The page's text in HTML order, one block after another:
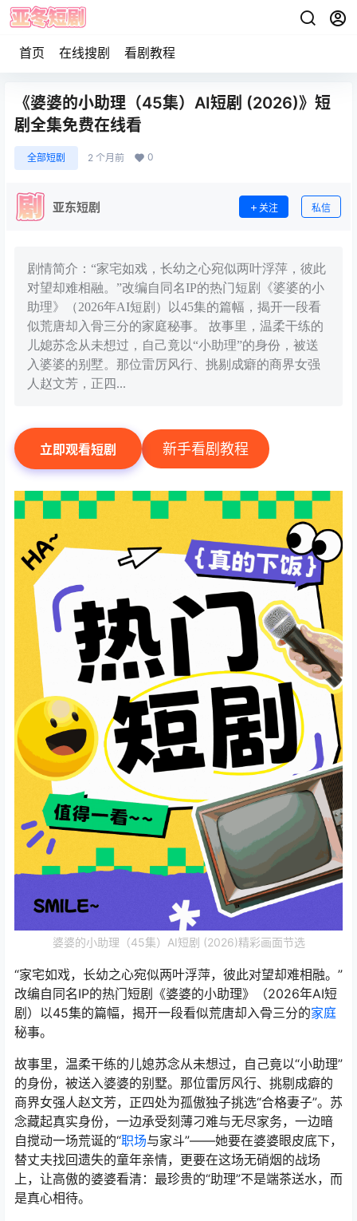
首页 在线搜剧 看剧教程
《婆婆的小助理（45集）AI短剧 (2026)》短
剧全集免费在线看
全部短剧 2 个月前 0
亚东短剧 关注 私信
剧情简介：“家宅如戏，长幼之心宛似两叶浮萍，彼此
对望却难相融。”改编自同名IP的热门短剧《婆婆的小
助理》（2026年AI短剧）以45集的篇幅，揭开一段看
似荒唐却入骨三分的家庭秘事。 故事里，温柔干练的
儿媳苏念从未想过，自己竟以“小助理”的身份，被送
入婆婆的别墅。那位雷厉风行、挑剔成癖的商界女强
人赵文芳，正四...
立即观看短剧 新手看剧教程
婆婆的小助理（45集）AI短剧 (2026)精彩画面节选
“家宅如戏，长幼之心宛似两叶浮萍，彼此对望却难相融。”
改编自同名IP的热门短剧《婆婆的小助理》（2026年AI短
剧）以45集的篇幅，揭开一段看似荒唐却入骨三分的家庭
秘事。
故事里，温柔干练的儿媳苏念从未想过，自己竟以“小助理”
的身份，被送入婆婆的别墅。那位雷厉风行、挑剔成癖的
商界女强人赵文芳，正四处为孤傲独子挑选“合格妻子”。苏
念藏起真实身份，一边承受刻薄刁难与无尽家务，一边暗
自搅动一场荒诞的“职场与家斗”——她要在婆婆眼皮底下，
替丈夫找回遗失的童年亲情，更要在这场无硝烟的战场
上，让高傲的婆婆看清：最珍贵的“助理”不是端茶送水，而
是真心相待。